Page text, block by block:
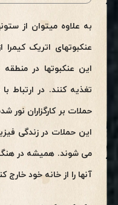
به علاوه میتوان از
عنکبوتهای اتریک
این عنکبوتها در
تغذیه کنند. در ارتباط
حملات بر کارگزاران
این حملات در زندگی
می شوند. همیشه در
آنها را از خانه خود خارج